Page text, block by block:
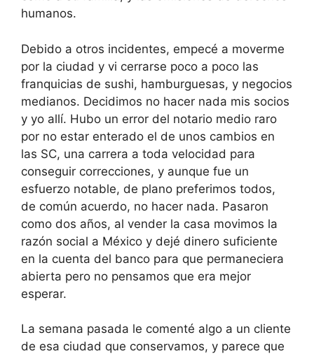
humanos.
Debido a otros incidentes, empecé a moverme
por la ciudad y vi cerrarse poco a poco las
franquicias de sushi, hamburguesas, y negocios
medianos. Decidimos no hacer nada mis socios
y yo allí. Hubo un error del notario medio raro
por no estar enterado el de unos cambios en
las SC, una carrera a toda velocidad para
conseguir correcciones, y aunque fue un
esfuerzo notable, de plano preferimos todos,
de común acuerdo, no hacer nada. Pasaron
como dos años, al vender la casa movimos la
razón social a México y dejé dinero suficiente
en la cuenta del banco para que permaneciera
abierta pero no pensamos que era mejor
esperar.
La semana pasada le comenté algo a un cliente
de esa ciudad que conservamos, y parece que